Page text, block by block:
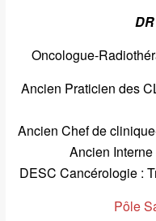
Oncologue-
Ancien Praticien des
Ancien Chef de
Ancien
DESC Cancérologie :
Pôle